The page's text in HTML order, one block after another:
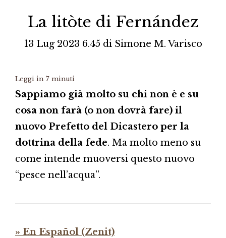
La litòte di Fernández
13 Lug 2023 6.45 di Simone M. Varisco
Leggi in 7 minuti
Sappiamo già molto su chi non è e su
cosa non farà (o non dovrà fare) il
nuovo Prefetto del Dicastero per la
dottrina della fede. Ma molto meno su
come intende muoversi questo nuovo
“pesce nell’acqua”.
» En Español (Zenit)